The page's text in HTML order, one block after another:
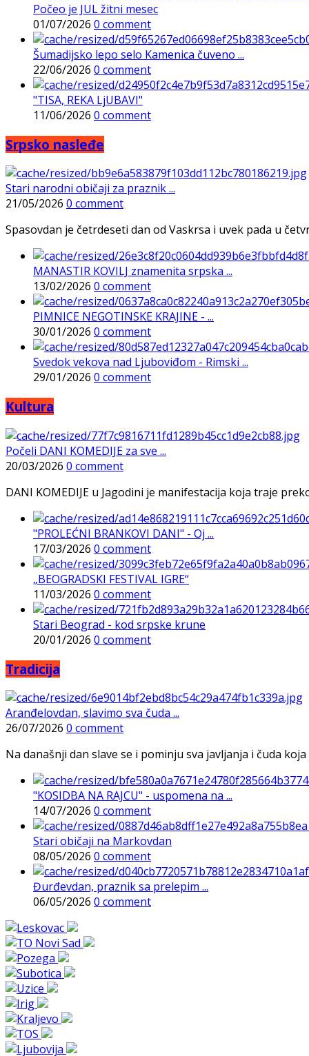
Počeo je JUL žitni mesec
01/07/2026 0 comment
Šumadijsko lepo selo Kamenica čuveno ...
22/06/2026 0 comment
"TISA, REKA LjUBAVI"
11/06/2026 0 comment
Srpsko nasleđe
Stari narodni običaji za praznik ...
21/05/2026 0 comment
Spasovdan je četrdeseti dan od Vaskrsa i uvek pada u
MANASTIR KOVILJ znamenita srpska ...
13/02/2026 0 comment
PIMNICE NEGOTINSKE KRAJINE - ...
30/01/2026 0 comment
Svedok vekova nad Ljuboviđom - Rimski ...
29/01/2026 0 comment
Kultura
Počeli DANI KOMEDIJE za sve ...
20/03/2026 0 comment
DANI KOMEDIJE u Jagodini je manifestacija koja traje
"PROLEĆNI BRANKOVI DANI" - Oj ...
17/03/2026 0 comment
„BEOGRADSKI FESTIVAL IGRE“
11/03/2026 0 comment
Stari Beograd - kod srpske krune
20/01/2026 0 comment
Tradicija
Aranđelovdan, slavimo sva čuda ...
26/07/2026 0 comment
Na današnji dan slave se i pominju sva javljanja i čuda
"KOSIDBA NA RAJCU" - uspomena na ...
14/07/2026 0 comment
Stari običaji na Markovdan
08/05/2026 0 comment
Đurđevdan, praznik sa prelepim ...
06/05/2026 0 comment